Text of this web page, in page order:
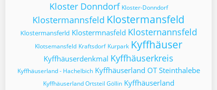
Kloster Donndorf Kloster-Donndorf
Klostermannsfeld Klostermansfeld
Klostermansferld Klostermnasfeld Klosternannsfeld
Klotsemansfeld Kraftsdorf Kurpark Kyffhäuser
Kyffhäuserdenkmal Kyffhäuserkreis
Kyffhäuserland - Hachelbich Kyffhäuserland OT Steinthalebe
Kyffhäuserland Ortsteil Göllin Kyffhäuserland